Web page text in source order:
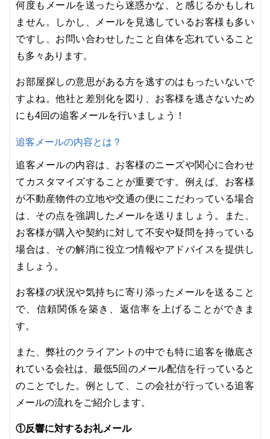
何度もメールを送ったら迷惑かな、と感じるかもしれ
ません。しかし、メールを見逃しているお客様も多い
ですし、お問い合わせしたこと自体を忘れていること
も多々あります。
お部屋探しの意思がある方を逃すのはもったいないで
すよね。他社と差別化を図り、お客様を逃さないため
にも4回の追客メールを行いましょう！
追客メールの内容とは？
追客メールの内容は、お客様のニーズや関心に合わせ
てカスタマイズすることが重要です。例えば、お客様
が不動産物件の立地や交通の便にこだわっている場合
は、その点を強調したメールを送りましょう。また、
お客様が購入や契約に対して不安や疑問を持っている
場合は、その解消に役立つ情報やアドバイスを提供し
ましょう。
お客様の状況や気持ちに寄り添ったメールを送ること
で、信頼関係を築き、返信率を上げることができま
す。
また、弊社のクライアントの中でも特に追客を徹底さ
れている会社は、最低5回のメール配信を行っていると
のことでした。例として、この会社が行っている追客
メールの流れをご紹介します。
①反響に対するお礼メール